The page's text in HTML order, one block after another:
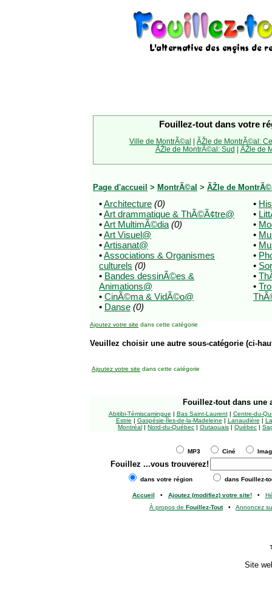
Fouillez-tout dans votre
Ville de MontrÃ©al | ÃŽle de MontrÃ©al:
ÃŽle de MontrÃ©al: Sud | ÃŽle de
Page d'accueil > MontrÃ©al > ÃŽle de
•Architecture (0)
•Art drammatique & ThÃ©Ã¢tre@
•Art MultimÃ©dia (0)
•Art Visuel@
•Artisanat@
•Associations & Organismes
culturels (0)
• Bandes dessinÃ©es &
Animations@
• CinÃ©ma & VidÃ©o@
• Danse (0)
•
•
•
•
•
•
•
•
•
Ajoutez votre site dans cette catégorie
Veuillez choisir une autre sous-catégorie (ci-
Ajoutez votre site dans cette catégorie
Fouillez-tout dans une
Abitibi-Témiscamingue | Bas Saint-Laurent| Centre-du-
Estrie | Gaspésie-Îles-de-la-Madeleine | Lanaudière |
Montréal | Nord-du-Québec | Outaouais | Québec |
MP3 Ciné
Fouillez ...vous trouverez!
dans votre région dans Fouillez-
Accueil • Ajoutez (modifiez) votre site!•
À propos de Fouillez-Tout• Annoncez
Site